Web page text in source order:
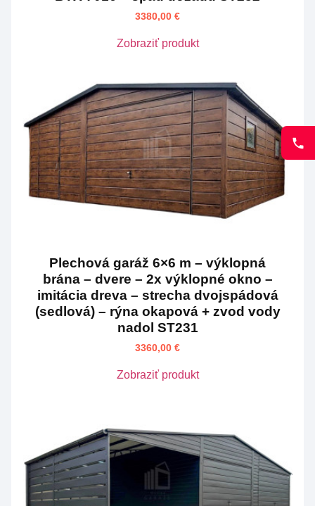
3380,00 €
Zobraziť produkt
Plechová garáž 6×6 m – výklopná
brána – dvere – 2x výklopné okno –
imitácia dreva – strecha dvojspádová
(sedlová) – rýna okapová + zvod vody
nadol ST231
3360,00 €
Zobraziť produkt